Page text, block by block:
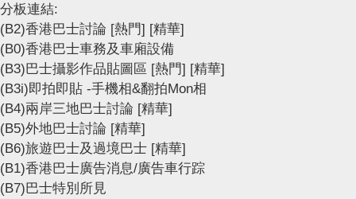
分板連結:
(B2)香港巴士討論 [熱門] [精華]
(B0)香港巴士車務及車廂設備
(B3)巴士攝影作品貼圖區 [熱門] [精華]
(B3i)即拍即貼 -手機相&翻拍Mon相
(B4)兩岸三地巴士討論 [精華]
(B5)外地巴士討論 [精華]
(B6)旅遊巴士及過境巴士 [精華]
(B1)香港巴士廣告消息/廣告車行踪
(B7)巴士特別所見